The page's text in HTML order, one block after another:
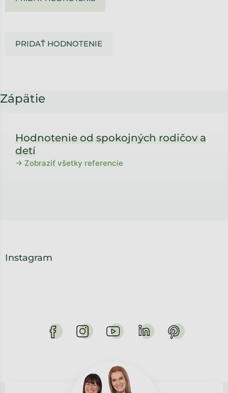
PRIDAŤ HODNOTENIE
Zápätie
Hodnotenie od spokojných rodičov a
detí
→ Zobraziť všetky referencie
Instagram